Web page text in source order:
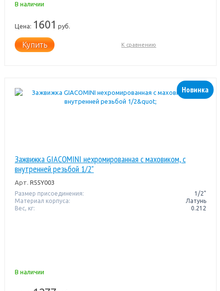
В наличии
Цена: 1601 руб.
Купить К сравнению
Новинка
Зажвижка GIACOMINI нехромированная с маховиком, с
внутренней резьбой 1/2"
Арт. R55Y003
Размер присоединения:
1/2"
Материал корпуса:
Латунь
Вес, кг:
0.212
В наличии